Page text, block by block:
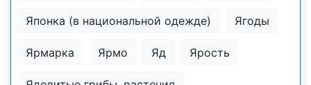
Японка (в национальной одежде) Ягоды
Ярмарка Ярмо Яд Ярость